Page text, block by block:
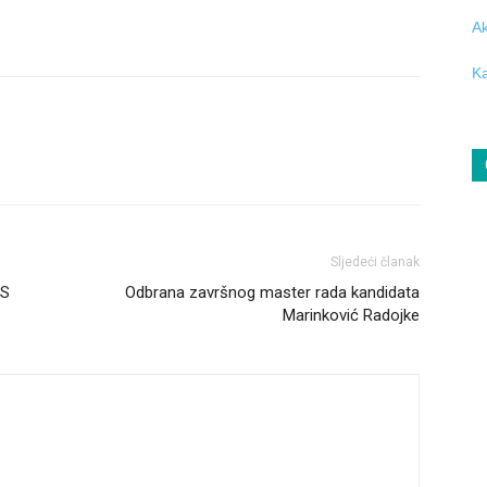
Sljedeći članak
Odbrana završnog master rada kandidata
Marinković Radojke